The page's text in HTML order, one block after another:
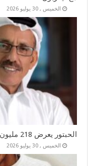
الخميس , 30 يوليو 2026
الحبتور يعرض 218 مليون درهم لشراء نادي الزمالك
الخميس , 30 يوليو 2026